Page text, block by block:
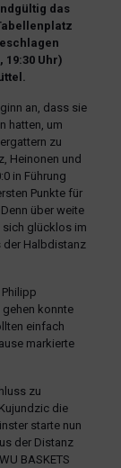
das
19:30 Uhr)
an, dass sie
hatten, um
zu
Heinonen und
in Führung
Punkte für
über weite
sich glücklos im
der Halbdistanz
gehen konnte
einfach
markierte
zu
die
starte nun
der Distanz
BASKETS